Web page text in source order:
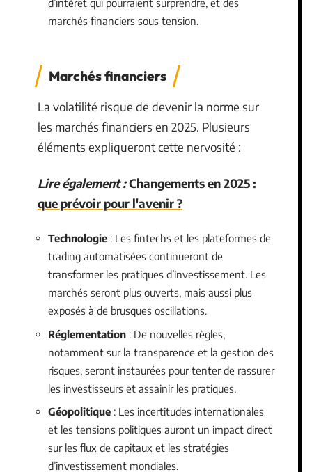
marchés financiers sous tension.
Marchés financiers
La volatilité risque de devenir la norme sur
les marchés financiers en 2025. Plusieurs
éléments expliqueront cette nervosité :
Lire également :Changements en 2025 :
que prévoir pour l'avenir ?
Technologie : Les fintechs et les plateformes de
trading automatisées continueront de
transformer les pratiques d’investissement. Les
marchés seront plus ouverts, mais aussi plus
exposés à de brusques oscillations.
Réglementation : De nouvelles règles,
notamment sur la transparence et la gestion des
risques, seront instaurées pour tenter de rassurer
les investisseurs et assainir les pratiques.
Géopolitique : Les incertitudes internationales
et les tensions politiques auront un impact direct
sur les flux de capitaux et les stratégies
d’investissement mondiales.